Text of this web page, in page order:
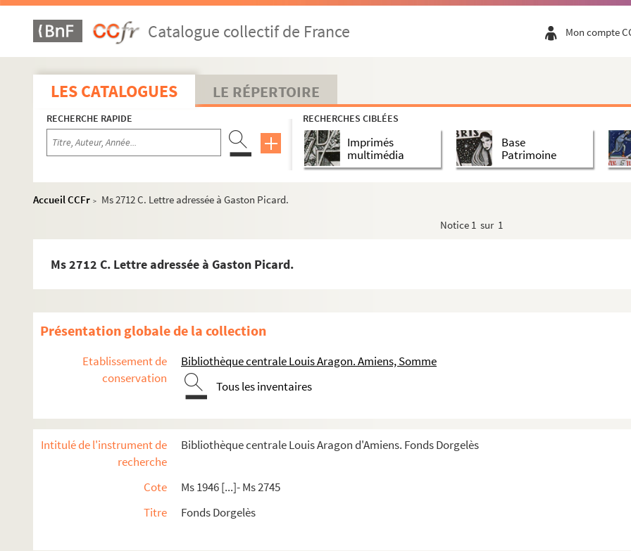
Catalogue collectif de France Mon compte
LES CATALOGUES LE RÉPERTOIRE
RECHERCHE RAPIDE RECHERCHES CIBLÉES
Imprimés
multimédia
Base
Patrimoine
Accueil CCFr >
Ms 2712 C. Lettre adressée à Gaston Picard.
Notice 1 sur 1
Ms 2712 C. Lettre adressée à Gaston Picard.
Présentation globale de la collection
Etablissement de
conservation
Bibliothèque centrale Louis Aragon. Amiens, Somme
Tous les inventaires
Intitulé de l'instrument de
recherche
Bibliothèque centrale Louis Aragon d'Amiens. Fonds Dorgelès
Cote
Ms 1946 [...]- Ms 2745
Titre
Fonds Dorgelès